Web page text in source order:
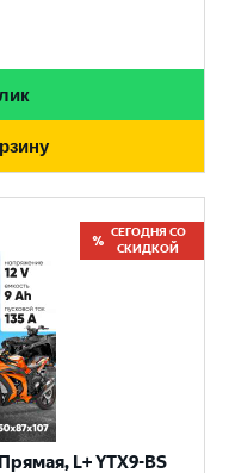
СЕГОДНЯ СО
СКИДКОЙ
L+ YTX9-BS